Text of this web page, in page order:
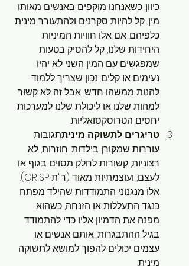
כיוון. כשאנחנו מוקפים באנשים מאותו
מין, קל להיות סקרנים ולהתעורר מינית
כלפיהם. אם אלו חוויות המיניות
היחידות שלנו, קל להסיק בטעות
שמפגשים עם המין השני לא יהיו
נעימים או קלים. נכון שצריך ללמוד
להנות ממשהו חדש, אבל זה לא קשור
למהות שלנו או ליכולת שלנו למערכות
יחסים הטרוסקסואליות.
טריגרים לתשוקה מיניתתגובות
עוררות שמקורן בילדות, חוזרות, לא
רצוניות, קשורות לחלק מסוים בגוף או
לעצם, ועוצמתיות מאוד (ר"ת CRISP).
אלו מנגנוני התמודדות שהילד מפתח
כנגד התעללות או הזנחה, כשהוא
מפנה את הדמיון אליו כדי להתמודד.
בגיל ההתבגרות, אותם אנשים או
עצמים יכולים להפוך למושא לתשוקה
מינית.